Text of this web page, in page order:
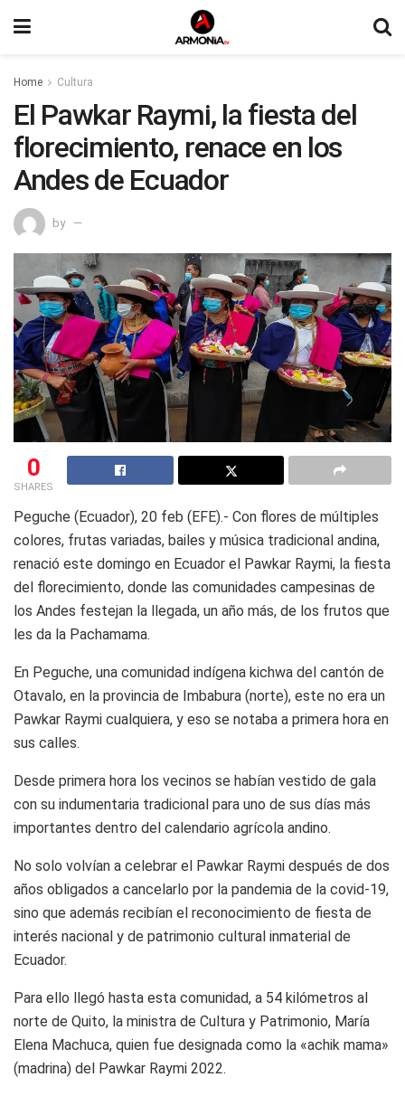
Home Cultura
El Pawkar Raymi, la fiesta del
florecimiento, renace en los
Andes de Ecuador
by
0
SHARES
Peguche (Ecuador), 20 feb (EFE).- Con flores de múltiples
colores, frutas variadas, bailes y música tradicional andina,
renació este domingo en Ecuador el Pawkar Raymi, la fiesta
del florecimiento, donde las comunidades campesinas de
los Andes festejan la llegada, un año más, de los frutos que
les da la Pachamama.
En Peguche, una comunidad indígena kichwa del cantón de
Otavalo, en la provincia de Imbabura (norte), este no era un
Pawkar Raymi cualquiera, y eso se notaba a primera hora en
sus calles.
Desde primera hora los vecinos se habían vestido de gala
con su indumentaria tradicional para uno de sus días más
importantes dentro del calendario agrícola andino.
No solo volvían a celebrar el Pawkar Raymi después de dos
años obligados a cancelarlo por la pandemia de la covid-19,
sino que además recibían el reconocimiento de fiesta de
interés nacional y de patrimonio cultural inmaterial de
Ecuador.
Para ello llegó hasta esta comunidad, a 54 kilómetros al
norte de Quito, la ministra de Cultura y Patrimonio, María
Elena Machuca, quien fue designada como la «achik mama»
(madrina) del Pawkar Raymi 2022.